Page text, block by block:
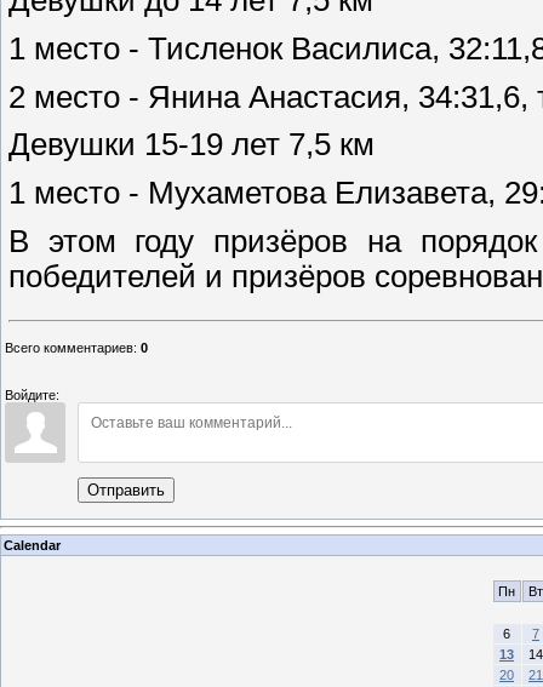
1 место - Тисленок Василиса,
2 место - Янина Анастасия,
Девушки 15-19 лет 7,5 км
1 место - Мухаметова Елизавета,
В этом году призёров на
победителей и призёров
Всего комментариев: 0
Войдите:
Отправить
Calendar
Пн Вт
6
7
13
14
20
21